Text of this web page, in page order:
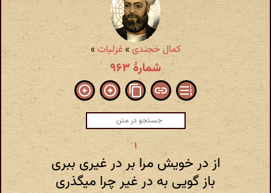
کمال خجندی»غزلیات»
شمارهٔ ۹۶۳
از در خویش مرا بر در غیری ببری
باز گویی به در غیر چرا میگذری